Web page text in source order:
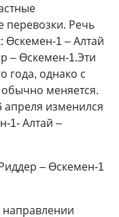
Речь
Өскемен-1 – Алтай
– Өскемен-1.Эти
года, однако с
меняется.
апреля изменился
1- Алтай –
– Өскемен-1